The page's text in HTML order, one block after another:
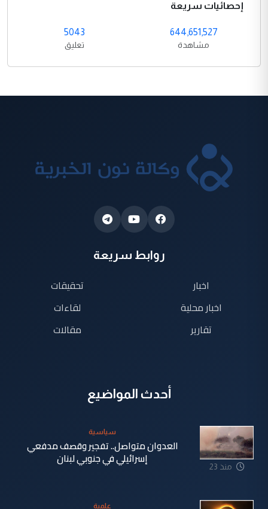
إحصائيات سريعة
644,651,527
مشاهدة
5043
تعليق
روابط سريعة
اخبار
اخبار محلية
تقارير
تحقيقات
لقاءات
مقالات
أحدث المواضيع
منذ 23
سياسية
العدوان متواصل.. تفجير وقصف مدفعي
إسرائيلي في جنوبي لبنان
علمية